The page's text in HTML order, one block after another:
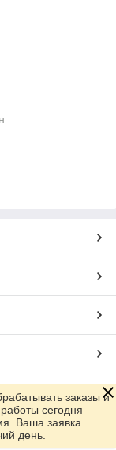
заказы и
сегодня
Ваша заявка
день.